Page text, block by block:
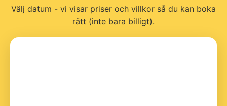
Välj datum - vi visar priser och villkor så du kan boka
rätt (inte bara billigt).